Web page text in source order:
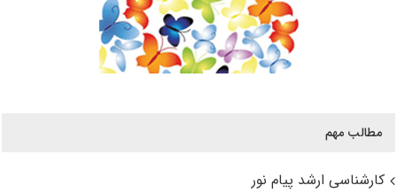
مطالب مهم
کارشناسی ارشد پیام نور